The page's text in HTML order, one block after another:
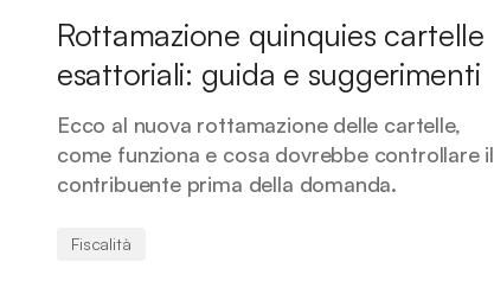
Rottamazione quinquies cartelle
esattoriali: guida e suggerimenti
Ecco al nuova rottamazione delle cartelle,
come funziona e cosa dovrebbe controllare il
contribuente prima della domanda.
Fiscalità